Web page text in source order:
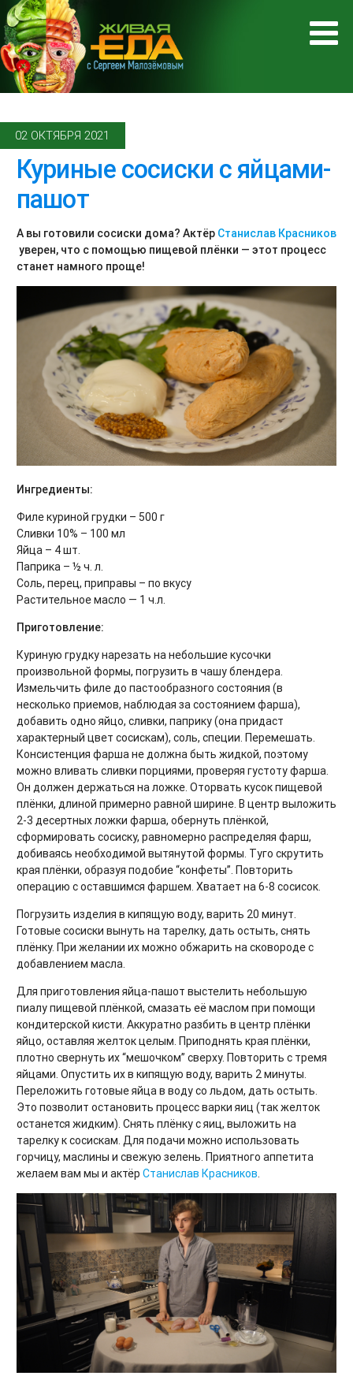
02 ОКТЯБРЯ 2021
Куриные сосиски с яйцами-
пашот
А вы готовили сосиски дома? Актёр Станислав Красников
уверен, что с помощью пищевой плёнки — этот процесс
станет намного проще!
Ингредиенты:
Филе куриной грудки – 500 г
Сливки 10% – 100 мл
Яйца – 4 шт.
Паприка – ½ ч. л.
Соль, перец, приправы – по вкусу
Растительное масло — 1 ч.л.
Приготовление:
Куриную грудку нарезать на небольшие кусочки
произвольной формы, погрузить в чашу блендера.
Измельчить филе до пастообразного состояния (в
несколько приемов, наблюдая за состоянием фарша),
добавить одно яйцо, сливки, паприку (она придаст
характерный цвет сосискам), соль, специи. Перемешать.
Консистенция фарша не должна быть жидкой, поэтому
можно вливать сливки порциями, проверяя густоту фарша.
Он должен держаться на ложке. Оторвать кусок пищевой
плёнки, длиной примерно равной ширине. В центр выложить
2-3 десертных ложки фарша, обернуть плёнкой,
сформировать сосиску, равномерно распределяя фарш,
добиваясь необходимой вытянутой формы. Туго скрутить
края плёнки, образуя подобие “конфеты”. Повторить
операцию с оставшимся фаршем. Хватает на 6-8 сосисок.
Погрузить изделия в кипящую воду, варить 20 минут.
Готовые сосиски вынуть на тарелку, дать остыть, снять
плёнку. При желании их можно обжарить на сковороде с
добавлением масла.
Для приготовления яйца-пашот выстелить небольшую
пиалу пищевой плёнкой, смазать её маслом при помощи
кондитерской кисти. Аккуратно разбить в центр плёнки
яйцо, оставляя желток целым. Приподнять края плёнки,
плотно свернуть их “мешочком” сверху. Повторить с тремя
яйцами. Опустить их в кипящую воду, варить 2 минуты.
Переложить готовые яйца в воду со льдом, дать остыть.
Это позволит остановить процесс варки яиц (так желток
останется жидким). Снять плёнку с яиц, выложить на
тарелку к сосискам. Для подачи можно использовать
горчицу, маслины и свежую зелень. Приятного аппетита
желаем вам мы и актёр Станислав Красников.